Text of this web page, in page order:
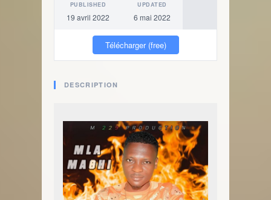
PUBLISHED
19 avril 2022
UPDATED
6 mai 2022
Télécharger (free)
DESCRIPTION